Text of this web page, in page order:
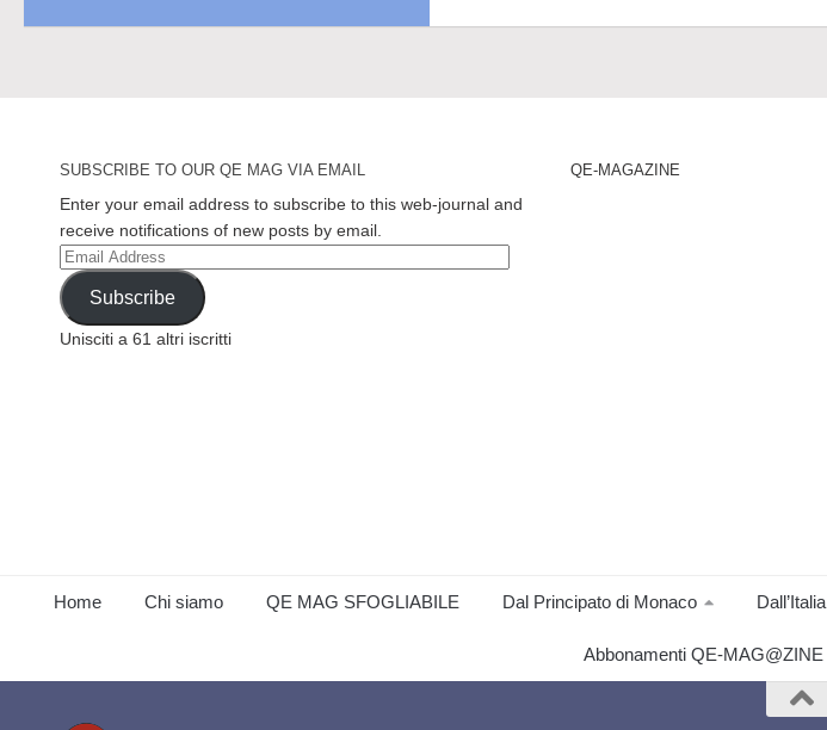
SUBSCRIBE TO OUR QE MAG VIA EMAIL
Enter your email address to subscribe to this web-journal and
receive notifications of new posts by email.
Email
Address
Subscribe
Unisciti a 61 altri iscritti
QE-MAGAZINE
Home Chi siamo QE MAG SFOGLIABILE Dal Principato di Monaco Dall’Italia
Abbonamenti QE-MAG@ZINE